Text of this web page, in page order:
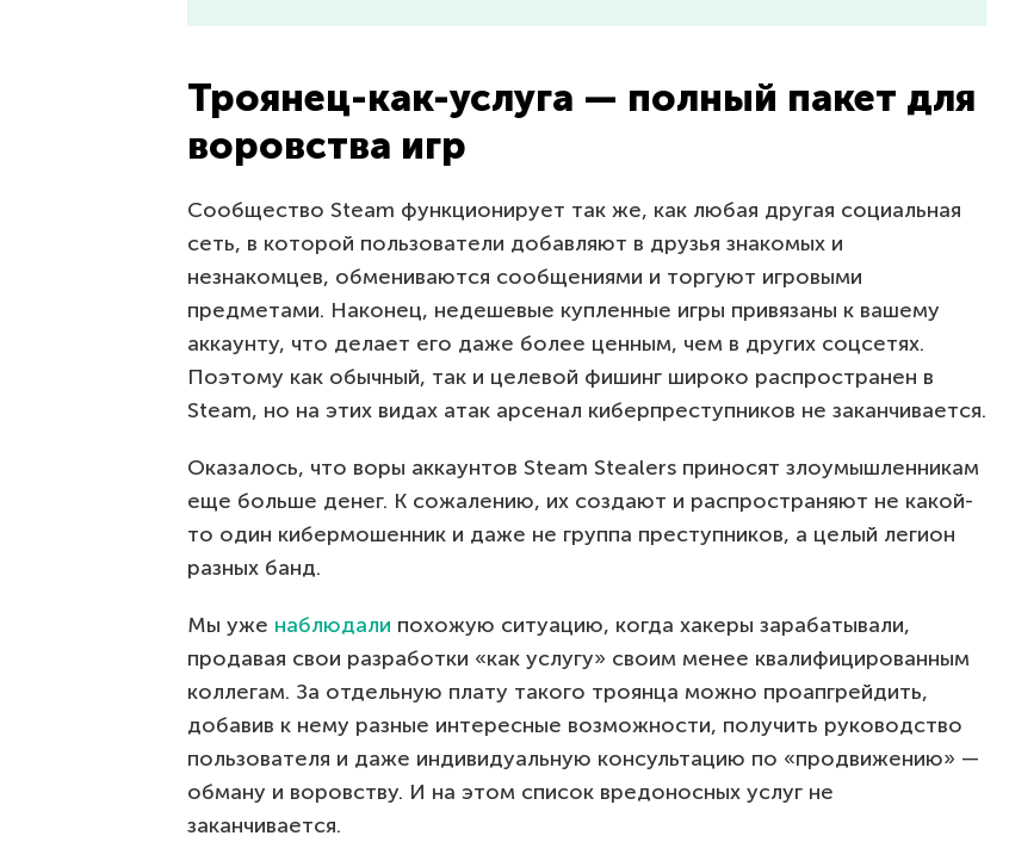
Троянец-как-услуга — полный пакет для
воровства игр
Сообщество Steam функционирует так же, как любая другая социальная
сеть, в которой пользователи добавляют в друзья знакомых и
незнакомцев, обмениваются сообщениями и торгуют игровыми
предметами. Наконец, недешевые купленные игры привязаны к вашему
аккаунту, что делает его даже более ценным, чем в других соцсетях.
Поэтому как обычный, так и целевой фишинг широко распространен в
Steam, но на этих видах атак арсенал киберпреступников не заканчивается.
Оказалось, что воры аккаунтов Steam Stealers приносят злоумышленникам
еще больше денег. К сожалению, их создают и распространяют не какой-
то один кибермошенник и даже не группа преступников, а целый легион
разных банд.
Мы уже наблюдали похожую ситуацию, когда хакеры зарабатывали,
продавая свои разработки «как услугу» своим менее квалифицированным
коллегам. За отдельную плату такого троянца можно проапгрейдить,
добавив к нему разные интересные возможности, получить руководство
пользователя и даже индивидуальную консультацию по «продвижению» —
обману и воровству. И на этом список вредоносных услуг не
заканчивается.